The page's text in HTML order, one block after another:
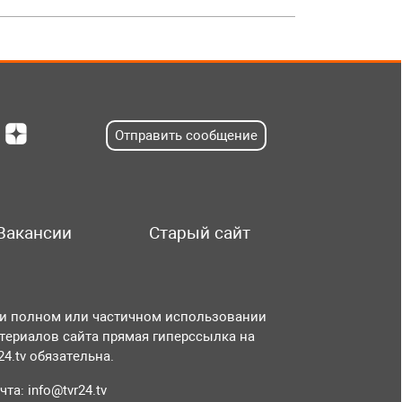
Отправить сообщение
Старый сайт
полном или частичном использовании
сайта прямая гиперссылка на
обязательна.
info@tvr24.tv